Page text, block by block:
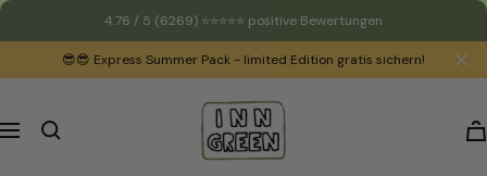
Direkt
zum
4.76 / 5 (6269) ⭐️⭐️⭐️⭐️⭐️ positive Bewertungen
😎😎 Express Summer Pack - limited Edition gratis sichern!
Navigation
INNGREEN